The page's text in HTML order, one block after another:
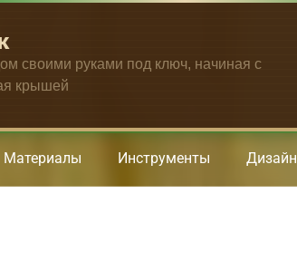
своими руками под ключ, начиная с
крышей
Материалы Инструменты Дизайн